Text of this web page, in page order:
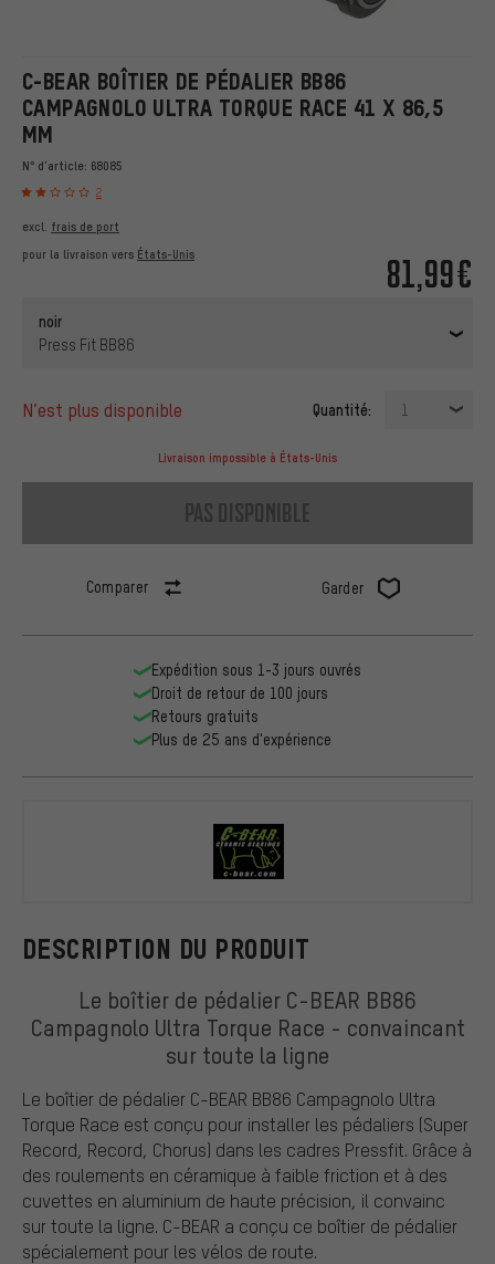
C-BEAR BOÎTIER DE PÉDALIER BB86
CAMPAGNOLO ULTRA TORQUE RACE 41 X 86,5
MM
N° d'article: 68085
2
81,99€
excl. frais de port
pour la livraison vers États-Unis
noir
Press Fit BB86
n’est plus disponible Quantité: 1
Livraison impossible à États-Unis
pas disponible
Comparer Garder
DESCRIPTION DU PRODUIT
Le boîtier de pédalier C-BEAR BB86
Campagnolo Ultra Torque Race - convaincant
sur toute la ligne
Le boîtier de pédalier C-BEAR BB86 Campagnolo Ultra
Torque Race est conçu pour installer les pédaliers (Super
Record, Record, Chorus) dans les cadres Pressfit. Grâce à
des roulements en céramique à faible friction et à des
cuvettes en aluminium de haute précision, il convainc
sur toute la ligne. C-BEAR a conçu ce boîtier de pédalier
spécialement pour les vélos de route.
Expédition sous 1-3 jours ouvrés
Droit de retour de 100 jours
Retours gratuits
Plus de 25 ans d'expérience